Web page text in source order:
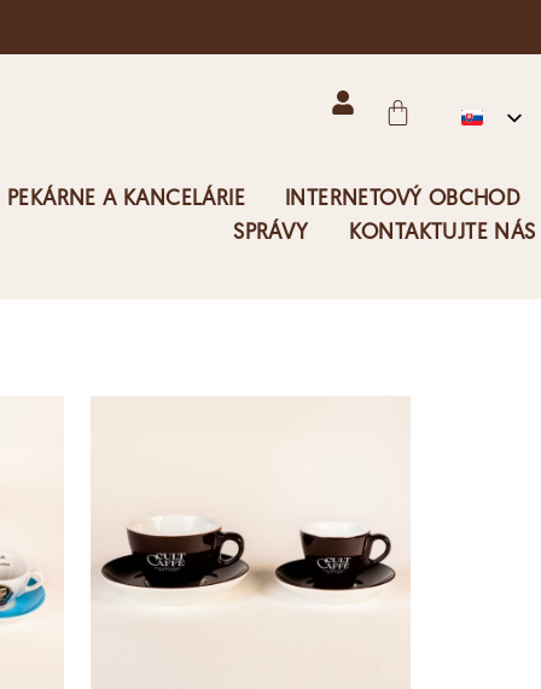
A KANCELÁRIE
INTERNETOVÝ OBCHOD
SPRÁVY
KONTAKTUJTE NÁS